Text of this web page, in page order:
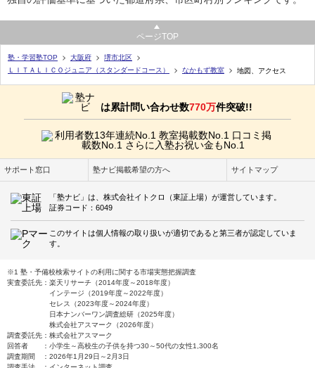
ページTOP
塾・学習塾TOP 大阪府
堺市北区
ＬＩＴＡＬＩＣＯジュニア（スタンダードコース）
なかもず教室 地図、アクセス
は累計問い合わせ数770万件突破!!
サポート窓口 塾ナビ掲載希望の方へ サイトマップ
「塾ナビ」は、株式会社イトクロ（東証上場）が運営しています。
証券コード：6049
このサイトは個人情報の取り扱いが適切であると第三者が認定していま
す。
※1 塾・予備校検索サイトの利用に関する市場実態把握調査
実査委託先：楽天リサーチ（2014年度～2018年度）
インテージ（2019年度～2022年度）
セレス（2023年度～2024年度）
日本ナンバーワン調査総研（2025年度）
株式会社アスマーク（2026年度）
調査委託先：株式会社アスマーク
回答者 ：小学生～高校生の子供を持つ30～50代の女性1,300名
調査期間 ：2026年1月29日～2月3日